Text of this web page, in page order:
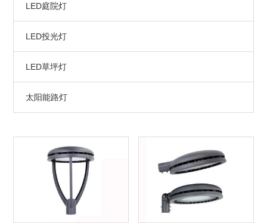
LED庭院灯
LED投光灯
LED草坪灯
太阳能路灯